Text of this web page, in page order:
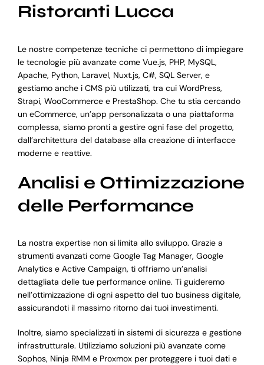
Ristoranti Lucca
Le nostre competenze tecniche ci permettono di impiegare
le tecnologie più avanzate come Vue.js, PHP, MySQL,
Apache, Python, Laravel, Nuxt.js, C#, SQL Server, e
gestiamo anche i CMS più utilizzati, tra cui WordPress,
Strapi, WooCommerce e PrestaShop. Che tu stia cercando
un eCommerce, un’app personalizzata o una piattaforma
complessa, siamo pronti a gestire ogni fase del progetto,
dall’architettura del database alla creazione di interfacce
moderne e reattive.
Analisi e Ottimizzazione
delle Performance
La nostra expertise non si limita allo sviluppo. Grazie a
strumenti avanzati come Google Tag Manager, Google
Analytics e Active Campaign, ti offriamo un’analisi
dettagliata delle tue performance online. Ti guideremo
nell’ottimizzazione di ogni aspetto del tuo business digitale,
assicurandoti il massimo ritorno dai tuoi investimenti.
Inoltre, siamo specializzati in sistemi di sicurezza e gestione
infrastrutturale. Utilizziamo soluzioni più avanzate come
Sophos, Ninja RMM e Proxmox per proteggere i tuoi dati e